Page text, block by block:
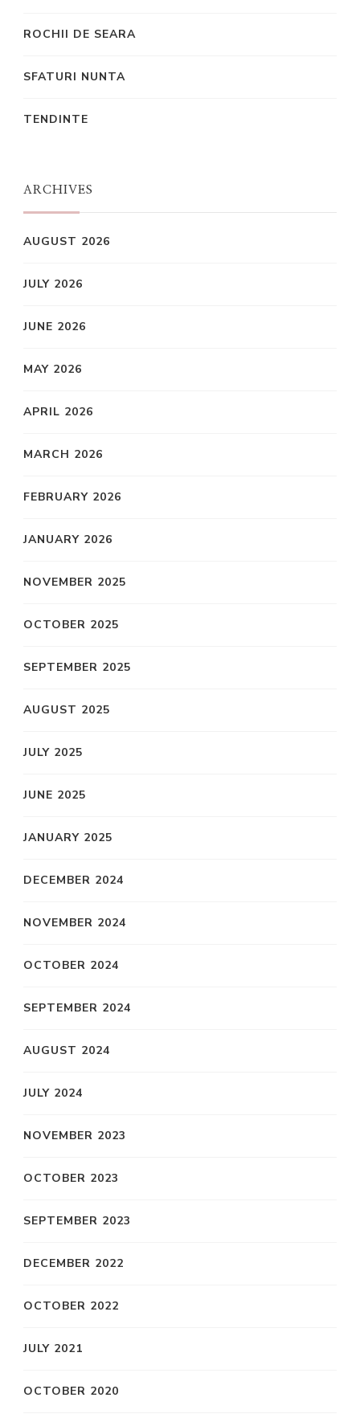
ROCHII DE SEARA
SFATURI NUNTA
TENDINTE
ARCHIVES
AUGUST 2026
JULY 2026
JUNE 2026
MAY 2026
APRIL 2026
MARCH 2026
FEBRUARY 2026
JANUARY 2026
NOVEMBER 2025
OCTOBER 2025
SEPTEMBER 2025
AUGUST 2025
JULY 2025
JUNE 2025
JANUARY 2025
DECEMBER 2024
NOVEMBER 2024
OCTOBER 2024
SEPTEMBER 2024
AUGUST 2024
JULY 2024
NOVEMBER 2023
OCTOBER 2023
SEPTEMBER 2023
DECEMBER 2022
OCTOBER 2022
JULY 2021
OCTOBER 2020